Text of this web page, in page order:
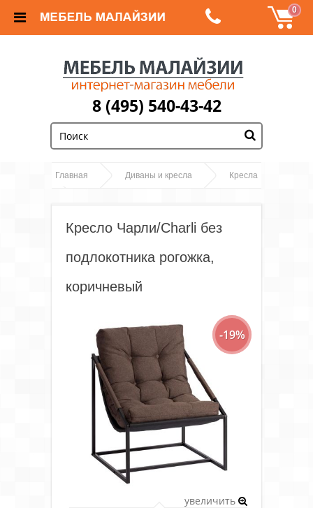
0
8 (495) 540-43-42
Главная Диваны и кресла Кресла
рогожка, коричневый
Кресло Чарли/Charli без
подлокотника рогожка,
коричневый
-19%
увеличить